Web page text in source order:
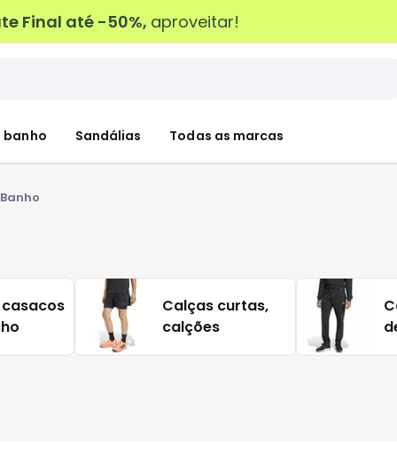
Final até -50%, aproveitar!
banho Sandálias Todas as marcas
Banho
Calças curtas,
calções